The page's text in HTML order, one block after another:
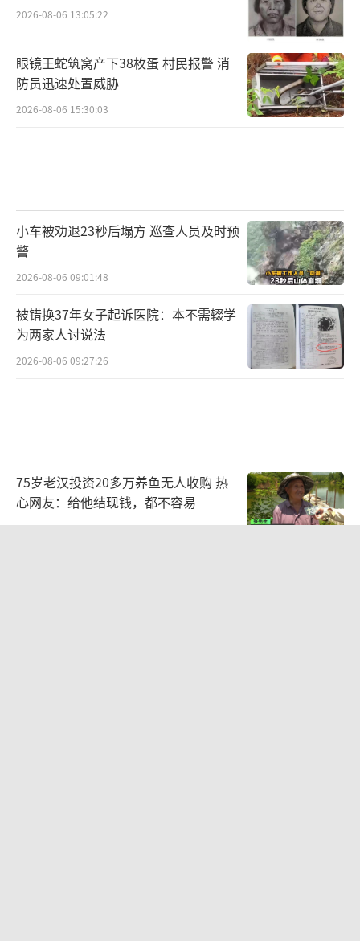
2026-08-06 13:05:22
眼镜王蛇筑窝产下38枚蛋 村民报警 消
防员迅速处置威胁
2026-08-06 15:30:03
小车被劝退23秒后塌方 巡查人员及时预
警
2026-08-06 09:01:48
被错换37年女子起诉医院：本不需辍学
为两家人讨说法
2026-08-06 09:27:26
75岁老汉投资20多万养鱼无人收购 热
心网友：给他结现钱，都不容易
2026-08-06 16:44:32